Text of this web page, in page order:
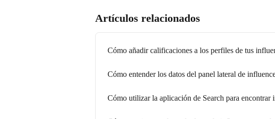
Artículos relacionados
Cómo añadir calificaciones a los perfiles de tus
Cómo entender los datos del panel lateral de
Cómo utilizar la aplicación de Search para encontrar